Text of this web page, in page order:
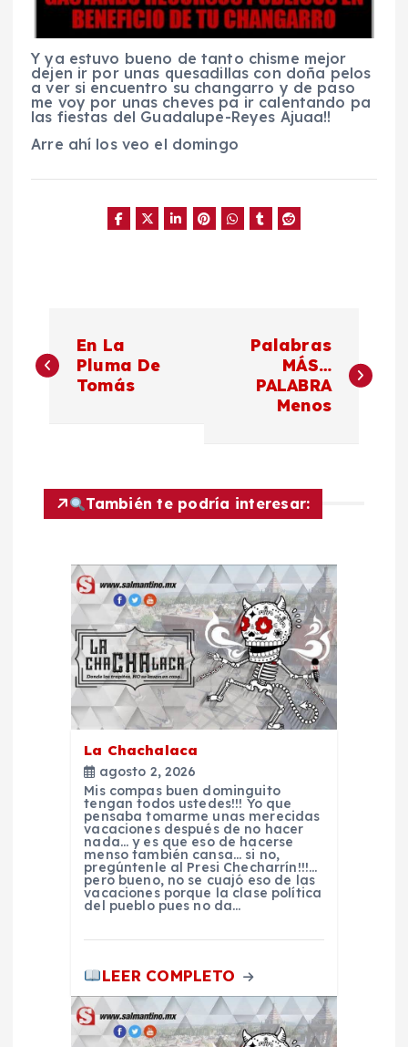
Y ya estuvo bueno de tanto chisme mejor
dejen ir por unas quesadillas con doña pelos
a ver si encuentro su changarro y de paso
me voy por unas cheves pa ir calentando pa
las fiestas del Guadalupe-Reyes Ajuaa!!
Arre ahí los veo el domingo
a
g
En La
Pluma De
Tomás
Palabras
MÁS…
PALABRA
Menos
También te podría interesar:
La Chachalaca
agosto 2, 2026
Mis compas buen dominguito
tengan todos ustedes!!! Yo que
pensaba tomarme unas merecidas
vacaciones después de no hacer
nada… y es que eso de hacerse
menso también cansa… si no,
pregúntenle al Presi Checharrín!!!…
pero bueno, no se cuajó eso de las
vacaciones porque la clase política
del pueblo pues no da…
LEER COMPLETO